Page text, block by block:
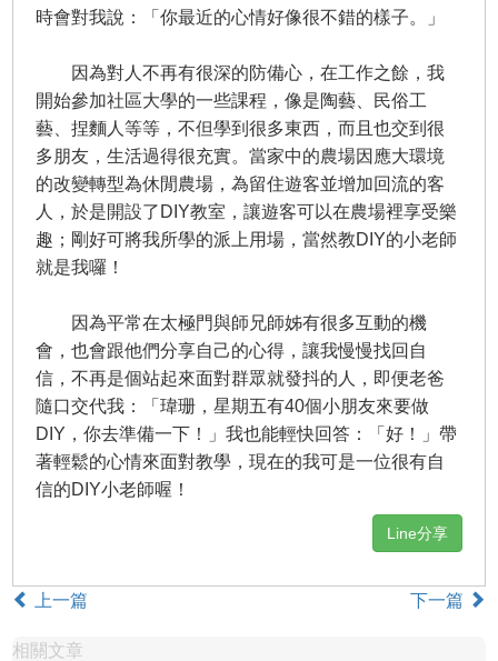
時會對我說：「你最近的心情好像很不錯的樣子。」
因為對人不再有很深的防備心，在工作之餘，我
開始參加社區大學的一些課程，像是陶藝、民俗工
藝、捏麵人等等，不但學到很多東西，而且也交到很
多朋友，生活過得很充實。當家中的農場因應大環境
的改變轉型為休閒農場，為留住遊客並增加回流的客
人，於是開設了DIY教室，讓遊客可以在農場裡享受樂
趣；剛好可將我所學的派上用場，當然教DIY的小老師
就是我囉！
因為平常在太極門與師兄師姊有很多互動的機
會，也會跟他們分享自己的心得，讓我慢慢找回自
信，不再是個站起來面對群眾就發抖的人，即便老爸
隨口交代我：「瑋珊，星期五有40個小朋友來要做
DIY，你去準備一下！」我也能輕快回答：「好！」帶
著輕鬆的心情來面對教學，現在的我可是一位很有自
信的DIY小老師喔！
Line分享
上一篇 下一篇
相關文章